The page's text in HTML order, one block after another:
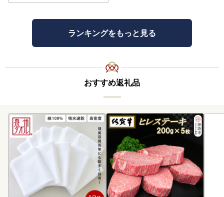
ランキングをもっと見る
おすすめ返礼品